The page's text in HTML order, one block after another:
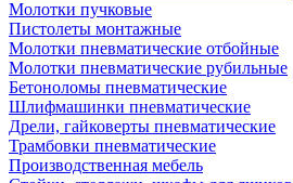
Молотки пучковые
Пистолеты монтажные
Молотки пневматические отбойные
Молотки пневматические рубильные
Бетоноломы пневматические
Шлифмашинки пневматические
Дрели, гайковерты пневматические
Трамбовки пневматические
Производственная мебель